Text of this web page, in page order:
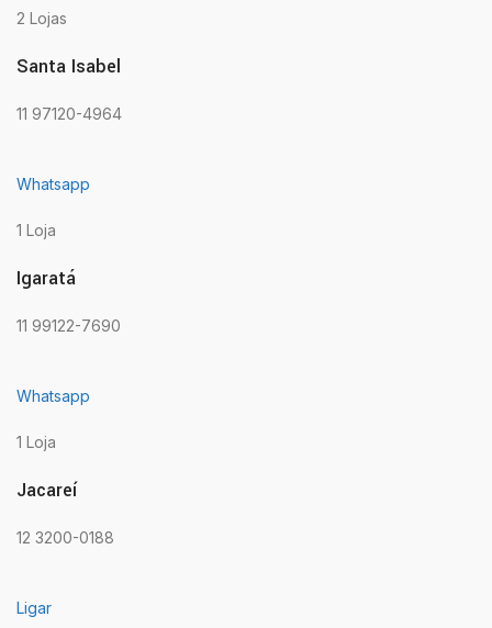
2 Lojas
Santa Isabel
11 97120-4964
Whatsapp
1 Loja
Igaratá
11 99122-7690
Whatsapp
1 Loja
Jacareí
12 3200-0188
Ligar